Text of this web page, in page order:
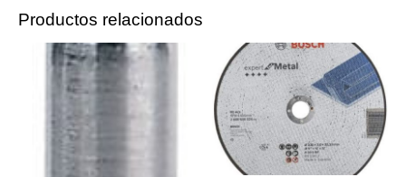
Productos relacionados